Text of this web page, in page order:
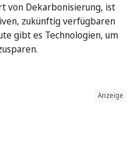
von Dekarbonisierung, ist
zukünftig verfügbaren
gibt es Technologien, um
Anzeige